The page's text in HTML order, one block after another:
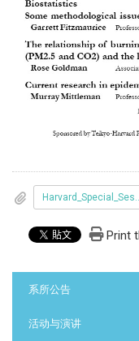
Print
系所公告
活动与演讲